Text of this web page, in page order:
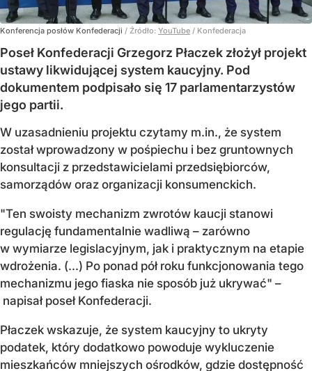
Konferencja posłów Konfederacji / Źródło: YouTube / Konfederacja
Poseł Konfederacji Grzegorz Płaczek złożył projekt
ustawy likwidującej system kaucyjny. Pod
dokumentem podpisało się 17 parlamentarzystów
jego partii.
W uzasadnieniu projektu czytamy m.in., że system
został wprowadzony w pośpiechu i bez gruntownych
konsultacji z przedstawicielami przedsiębiorców,
samorządów oraz organizacji konsumenckich.
"Ten swoisty mechanizm zwrotów kaucji stanowi
regulację fundamentalnie wadliwą – zarówno
w wymiarze legislacyjnym, jak i praktycznym na etapie
wdrożenia. (...) Po ponad pół roku funkcjonowania tego
mechanizmu jego fiaska nie sposób już ukrywać" –
napisał poseł Konfederacji.
Płaczek wskazuje, że system kaucyjny to ukryty
podatek, który dodatkowo powoduje wykluczenie
mieszkańców mniejszych ośrodków, gdzie dostępność